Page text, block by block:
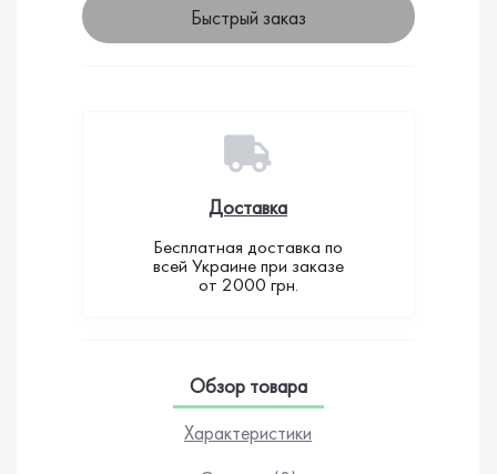
Быстрый заказ
Доставка
Бесплатная доставка по
всей Украине при заказе
от 2000 грн.
Обзор товара
Характеристики